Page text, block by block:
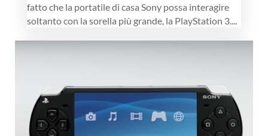
fatto che la portatile di casa Sony possa interagire
soltanto con la sorella più grande, la PlayStation 3....